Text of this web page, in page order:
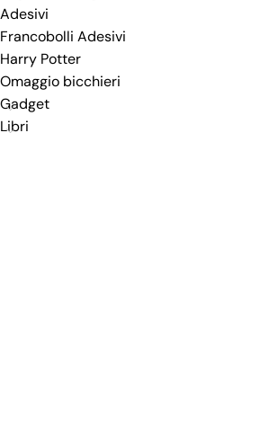
Adesivi
Francobolli Adesivi
Harry Potter
Omaggio bicchieri
Gadget
Libri